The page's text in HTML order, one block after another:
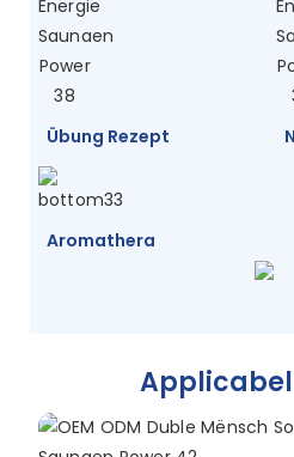
Übung Rezept
Aromathera
Applicabel